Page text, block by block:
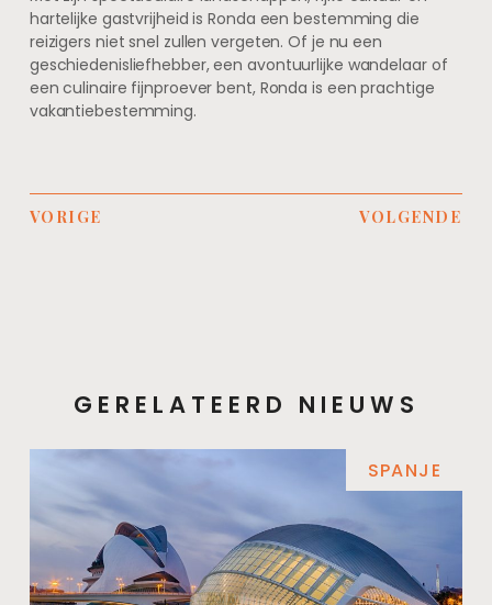
hartelijke gastvrijheid is Ronda een bestemming die
reizigers niet snel zullen vergeten. Of je nu een
geschiedenisliefhebber, een avontuurlijke wandelaar of
een culinaire fijnproever bent, Ronda is een prachtige
vakantiebestemming.
VORIGE VOLGENDE
GERELATEERD NIEUWS
SPANJE